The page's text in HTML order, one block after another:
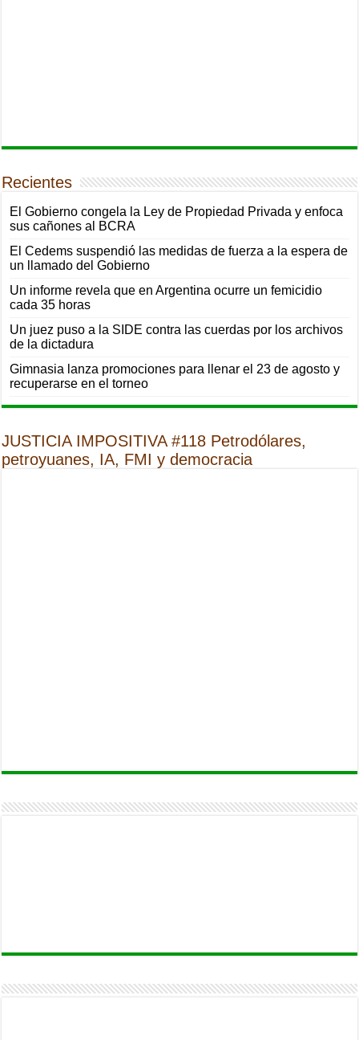
Recientes
El Gobierno congela la Ley de Propiedad Privada y enfoca
sus cañones al BCRA
El Cedems suspendió las medidas de fuerza a la espera de
un llamado del Gobierno
Un informe revela que en Argentina ocurre un femicidio
cada 35 horas
Un juez puso a la SIDE contra las cuerdas por los archivos
de la dictadura
Gimnasia lanza promociones para llenar el 23 de agosto y
recuperarse en el torneo
JUSTICIA IMPOSITIVA #118 Petrodólares,
petroyuanes, IA, FMI y democracia